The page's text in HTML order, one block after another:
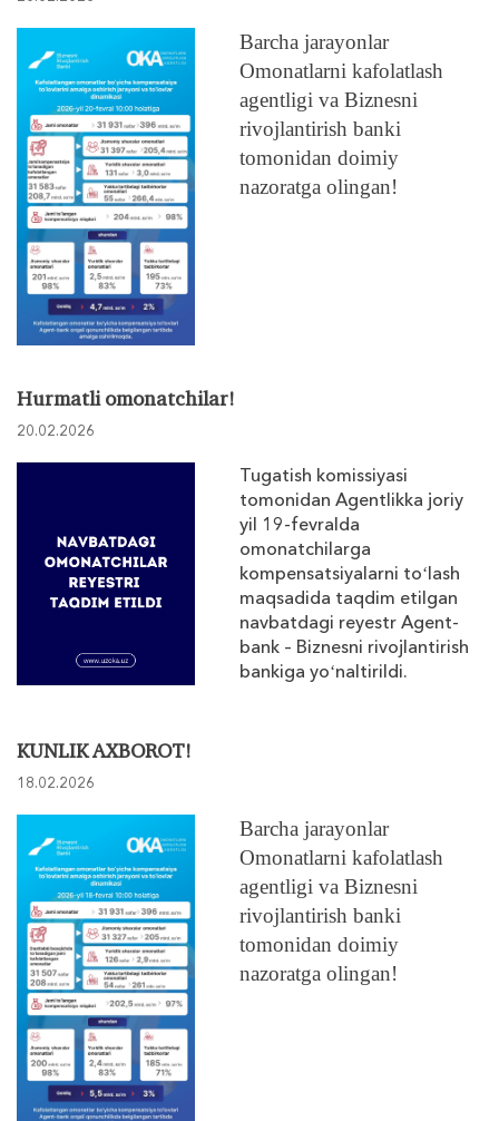
Barcha jarayonlar
Omonatlarni kafolatlash
agentligi va Biznesni
rivojlantirish banki
tomonidan doimiy
nazoratga olingan!
Hurmatli omonatchilar!
20.02.2026
Tugatish komissiyasi
tomonidan Agentlikka joriy
yil 19-fevralda
omonatchilarga
kompensatsiyalarni toʻlash
maqsadida taqdim etilgan
navbatdagi reyestr Agent-
bank – Biznesni rivojlantirish
bankiga yoʻnaltirildi.
KUNLIK AXBOROT!
18.02.2026
Barcha jarayonlar
Omonatlarni kafolatlash
agentligi va Biznesni
rivojlantirish banki
tomonidan doimiy
nazoratga olingan!